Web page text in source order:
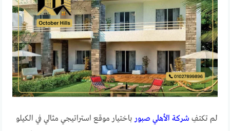
لم تكتفِ شركة الأهلي صبورباختيار موقع استراتيجي مثالي في الكيلو